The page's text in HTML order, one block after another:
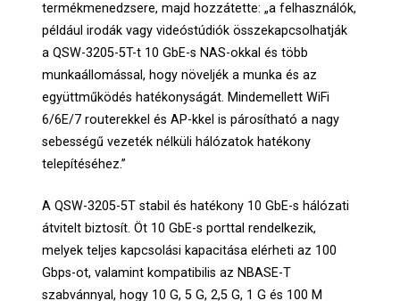
termékmenedzsere, majd hozzátette: „a felhasználók,
például irodák vagy videóstúdiók összekapcsolhatják
a QSW-3205-5T-t 10 GbE-s NAS-okkal és több
munkaállomással, hogy növeljék a munka és az
együttműködés hatékonyságát. Mindemellett WiFi
6/6E/7 routerekkel és AP-kkel is párosítható a nagy
sebességű vezeték nélküli hálózatok hatékony
telepítéséhez.”
A QSW-3205-5T stabil és hatékony 10 GbE-s hálózati
átvitelt biztosít. Öt 10 GbE-s porttal rendelkezik,
melyek teljes kapcsolási kapacitása elérheti az 100
Gbps-ot, valamint kompatibilis az NBASE-T
szabvánnyal, hogy 10 G, 5 G, 2,5 G, 1 G és 100 M